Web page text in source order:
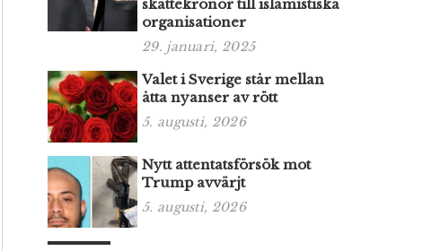
skattekronor till islamistiska
organisationer
29. januari, 2025
Valet i Sverige står mellan
åtta nyanser av rött
5. augusti, 2026
Nytt attentatsförsök mot
Trump avvärjt
5. augusti, 2026